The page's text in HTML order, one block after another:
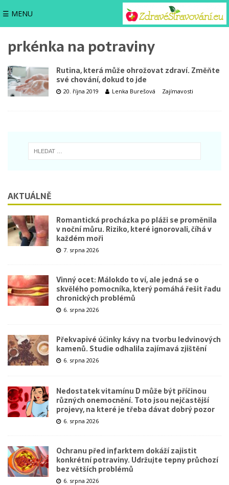
☰ MENU
prkénka na potraviny
Rutina, která může ohrožovat zdraví. Změňte
své chování, dokud to jde
20. října 2019 Lenka Burešová Zajímavosti
AKTUÁLNĚ
Romantická procházka po pláži se proměnila
v noční můru. Riziko, které ignorovali, číhá v
každém moři
7. srpna 2026
Vinný ocet: Málokdo to ví, ale jedná se o
skvělého pomocníka, který pomáhá řešit řadu
chronických problémů
6. srpna 2026
Překvapivé účinky kávy na tvorbu ledvinových
kamenů. Studie odhalila zajímavá zjištění
6. srpna 2026
Nedostatek vitamínu D může být příčinou
různých onemocnění. Toto jsou nejčastější
projevy, na které je třeba dávat dobrý pozor
6. srpna 2026
Ochranu před infarktem dokáží zajistit
konkrétní potraviny. Udržujte tepny průchozí
bez větších problémů
6. srpna 2026